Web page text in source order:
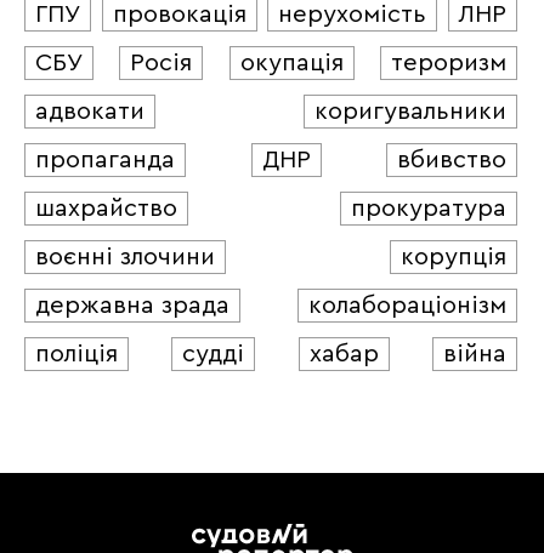
ГПУ
провокація нерухомість
ЛНР
СБУ
Росія окупація
тероризм
адвокати
коригувальники
пропаганда
ДНР
вбивство
шахрайство
прокуратура
воєнні злочини
корупція
державна зрада
колабораціонізм
поліція
судді хабар війна